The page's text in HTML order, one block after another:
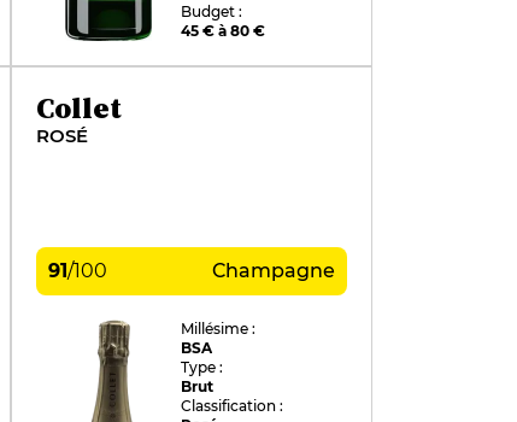
Budget :
45 € à 80 €
Collet
ROSÉ
91/100 Champagne
Millésime :
BSA
Type :
Brut
Classification :